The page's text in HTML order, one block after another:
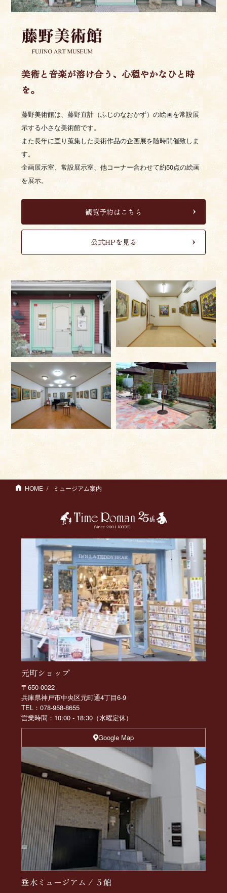
美術と音楽が溶け合う、心穏やかなひと時
を。
藤野美術館は、藤野直計（ふじのなおかず）の絵画を常設展
示する小さな美術館です。
また長年に亘り蒐集した美術作品の企画展を随時開催致しま
す。
企画展示室、常設展示室、他コーナー合わせて約50点の絵画
を展示。
観覧予約はこちら
公式HPを見る
HOME ミュージアム案内
元町ショップ
〒650-0022
兵庫県神戸市中央区元町通4丁目6-9
TEL：078-958-8655
営業時間：10:00 - 18:30（水曜定休）
Google Map
垂水ミュージアム / ５館